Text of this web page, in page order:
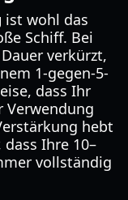
ist wohl das
Schiff. Bei
verkürzt,
1-gegen-5-
dass Ihr
Verwendung
hebt
Ihre 10–
vollständig